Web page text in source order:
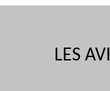
LES